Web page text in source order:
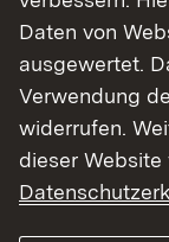
gewünschte
Daten von
ausgewertet.
Verwendung
widerrufen.
dieser